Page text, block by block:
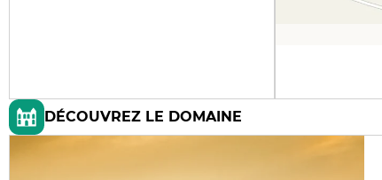
DÉCOUVREZ LE DOMAINE